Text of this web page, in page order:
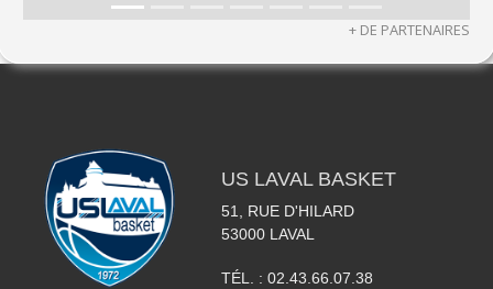
+ DE PARTENAIRES
US LAVAL BASKET
51, RUE D'HILARD
53000 LAVAL
TÉL. : 02.43.66.07.38